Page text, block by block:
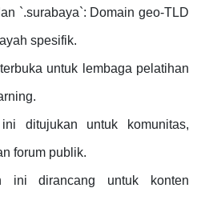
`.surabaya`: Domain geo-TLD
spesifik.
untuk lembaga pelatihan
ditujukan untuk komunitas,
forum publik.
ini dirancang untuk konten